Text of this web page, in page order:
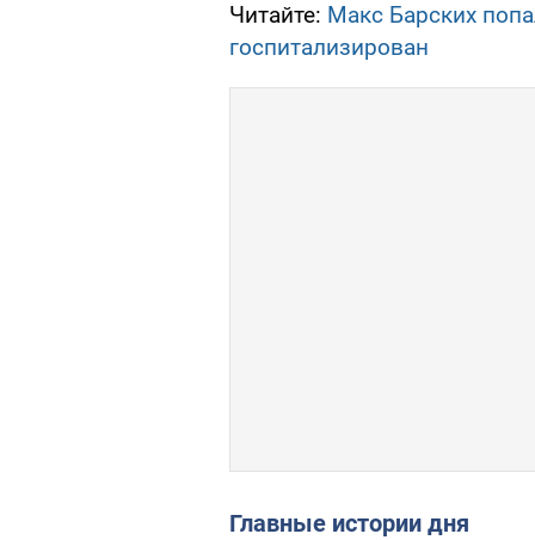
Читайте: Макс Барских
госпитализирован
Главные истории дня